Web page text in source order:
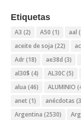
Etiquetas
A3 (2) A50 (1) aal
aceite de soja (22)
Adr(18) ae38d (3)
al30$ (4) AL30C(5)
alua (46) ALUMINIO
anet (1) anécdotas
Argentina (2530)